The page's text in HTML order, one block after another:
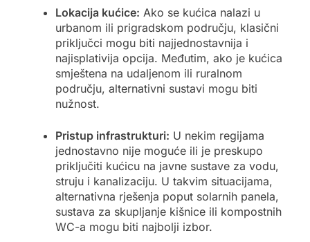
Lokacija kućice: Ako se kućica nalazi u
urbanom ili prigradskom području, klasični
priključci mogu biti najjednostavnija i
najisplativija opcija. Međutim, ako je kućica
smještena na udaljenom ili ruralnom
području, alternativni sustavi mogu biti
nužnost.
Pristup infrastrukturi: U nekim regijama
jednostavno nije moguće ili je preskupo
priključiti kućicu na javne sustave za vodu,
struju i kanalizaciju. U takvim situacijama,
alternativna rješenja poput solarnih panela,
sustava za skupljanje kišnice ili kompostnih
WC-a mogu biti najbolji izbor.